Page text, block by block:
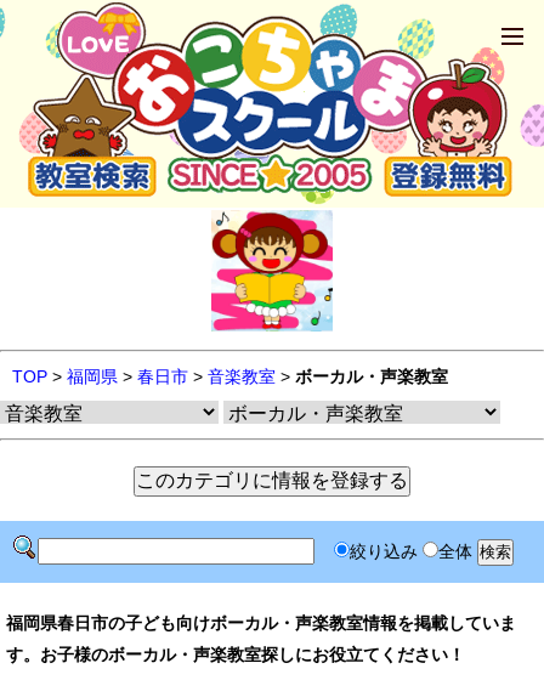
TOP > 福岡県 > 春日市 > 音楽教室 > ボーカル・声楽教室
絞り込み 全体
福岡県春日市の子ども向けボーカル・声楽教室情報を掲載していま
す。お子様のボーカル・声楽教室探しにお役立てください！